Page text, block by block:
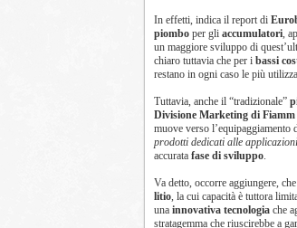
In effetti, indica il report di
piombo per gli accumulatori,
un maggiore sviluppo di
chiaro tuttavia che per i bassi
restano in ogni caso le più
Tuttavia, anche il “tradizionale”
Divisione Marketing di Fiamm
muove verso
prodotti dedicati alle
accurata fase di sviluppo.
Va detto, occorre aggiungere,
litio, la cui capacità è tuttora
una innovativa tecnologia che
stratagemma che riuscirebbe a